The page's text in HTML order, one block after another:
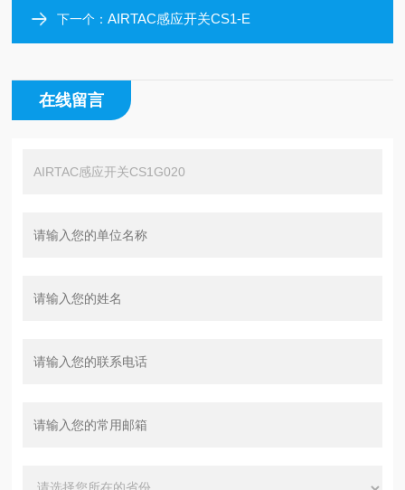
下一个：AIRTAC感应开关CS1-E
在线留言